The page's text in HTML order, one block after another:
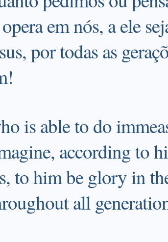
em nós, a ele
por todas as
is able to do
according to
to him be glory in
all